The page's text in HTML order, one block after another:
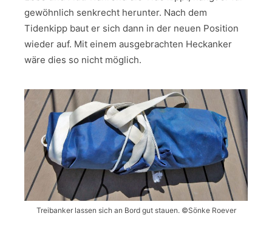
gewöhnlich senkrecht herunter. Nach dem
Tidenkipp baut er sich dann in der neuen Position
wieder auf. Mit einem ausgebrachten Heckanker
wäre dies so nicht möglich.
Treibanker lassen sich an Bord gut stauen. ©Sönke Roever